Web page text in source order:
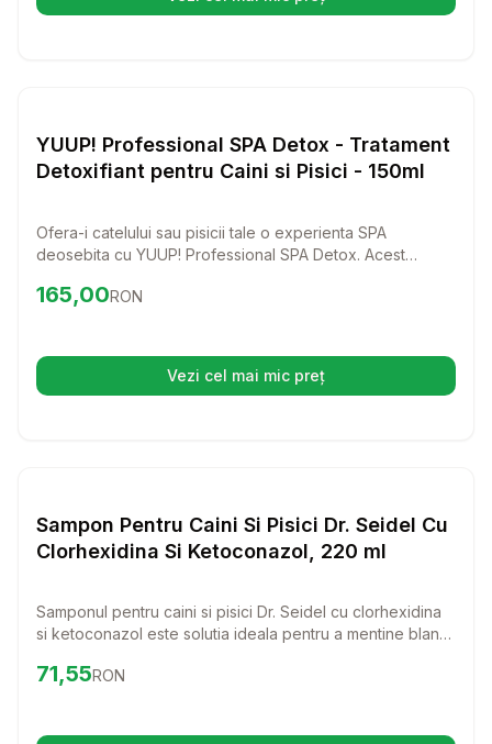
(se deschide într-o filă nouă)
Cosmetice
YUUP! Professional SPA Detox - Tratament
Detoxifiant pentru Caini si Pisici - 150ml
Ofera-i catelului sau pisicii tale o experienta SPA
deosebita cu YUUP! Professional SPA Detox. Acest
si blana, lasandu-le proaspete si echilibrate.
Preț: 165.00 RON
165,00RON
Vezi cel mai mic preț(se deschide într-o filă nouă)
Cosmetice
Sampon Pentru Caini Si Pisici Dr. Seidel Cu
Clorhexidina Si Ketoconazol, 220 ml
Samponul pentru caini si pisici Dr. Seidel cu clorhexidina
si ketoconazol este solutia ideala pentru a mentine blana
speciala, acest sampon curata eficient si ajuta la
Preț:71.55
71,55RON